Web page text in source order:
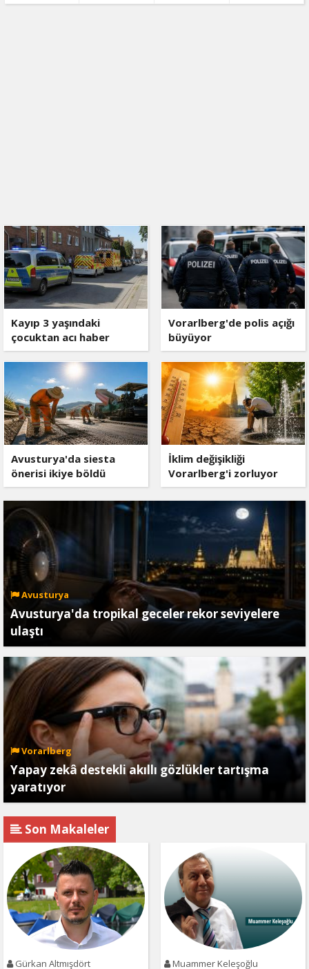
Kayıp 3 yaşındaki
çocuktan acı haber
Vorarlberg'de polis açığı
büyüyor
Avusturya'da siesta
önerisi ikiye böldü
İklim değişikliği
Vorarlberg'i zorluyor
Avusturya
Avusturya'da tropikal geceler rekor seviyelere
ulaştı
Vorarlberg
Yapay zekâ destekli akıllı gözlükler tartışma
yaratıyor
Son Makaleler
Gürkan Altmışdört Muammer Keleşoğlu